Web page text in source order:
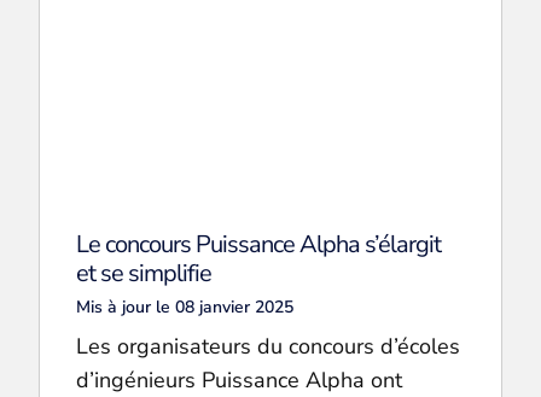
Le concours Puissance Alpha s’élargit
et se simplifie
Mis à jour le 08 janvier 2025
Les organisateurs du concours d’écoles
d’ingénieurs Puissance Alpha ont